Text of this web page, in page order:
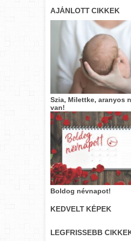
AJÁNLOTT CIKKEK
Szia, Milettke, aranyos
van!
Boldog névnapot!
KEDVELT KÉPEK
LEGFRISSEBB